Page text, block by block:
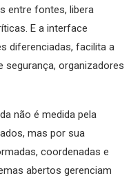
entre fontes, libera
E a interface
diferenciadas, facilita a
organizadores
não é medida pela
mas por sua
coordenadas e
abertos gerenciam